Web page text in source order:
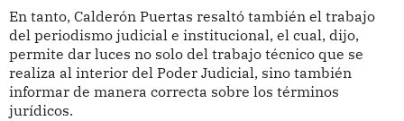
En tanto, Calderón Puertas resaltó también el trabajo
del periodismo judicial e institucional, el cual, dijo,
permite dar luces no solo del trabajo técnico que se
realiza al interior del Poder Judicial, sino también
informar de manera correcta sobre los términos
jurídicos.